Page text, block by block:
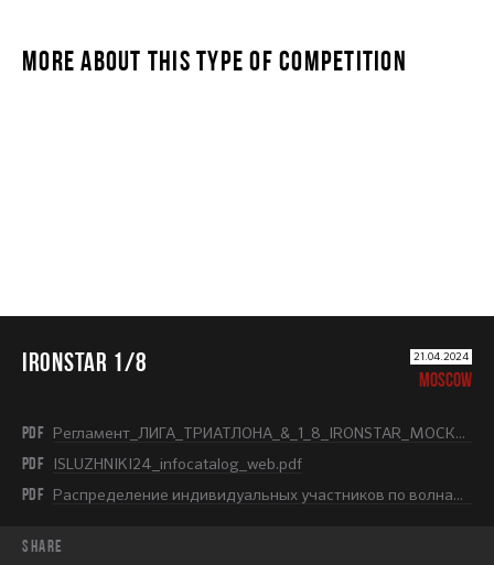
MORE ABOUT THIS TYPE OF COMPETITION
IRONSTAR 1/8 21.04.2024
MOSCOW
PDF Регламент_ЛИГА_ТРИАТЛОНА_&_1_8_IRONSTAR_МОСКВА_ЛУЖНИКИ_2024.pdf
PDF ISLUZHNIKI24_infocatalog_web.pdf
PDF Распределение индивидуальных участников по волнам в Лужниках.pdf
share